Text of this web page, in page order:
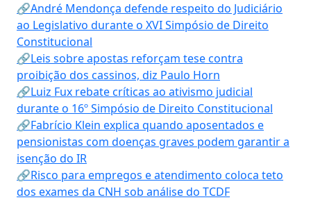
🔗André Mendonça defende respeito do Judiciário
ao Legislativo durante o XVI Simpósio de Direito
Constitucional
🔗Leis sobre apostas reforçam tese contra
proibição dos cassinos, diz Paulo Horn
🔗Luiz Fux rebate críticas ao ativismo judicial
durante o 16º Simpósio de Direito Constitucional
🔗Fabrício Klein explica quando aposentados e
pensionistas com doenças graves podem garantir a
isenção do IR
🔗Risco para empregos e atendimento coloca teto
dos exames da CNH sob análise do TCDF